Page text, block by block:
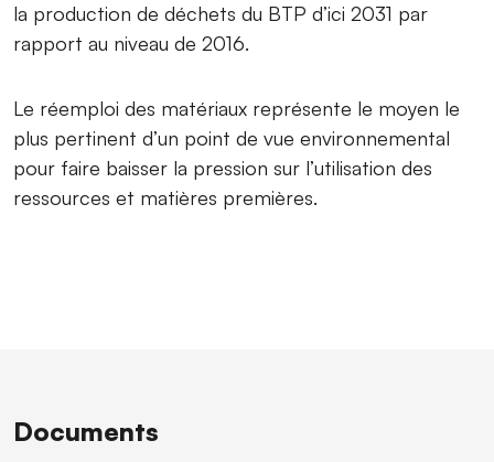
la production de déchets du BTP d’ici 2031 par
rapport au niveau de 2016.
Le réemploi des matériaux représente le moyen le
plus pertinent d’un point de vue environnemental
pour faire baisser la pression sur l’utilisation des
ressources et matières premières.
Documents